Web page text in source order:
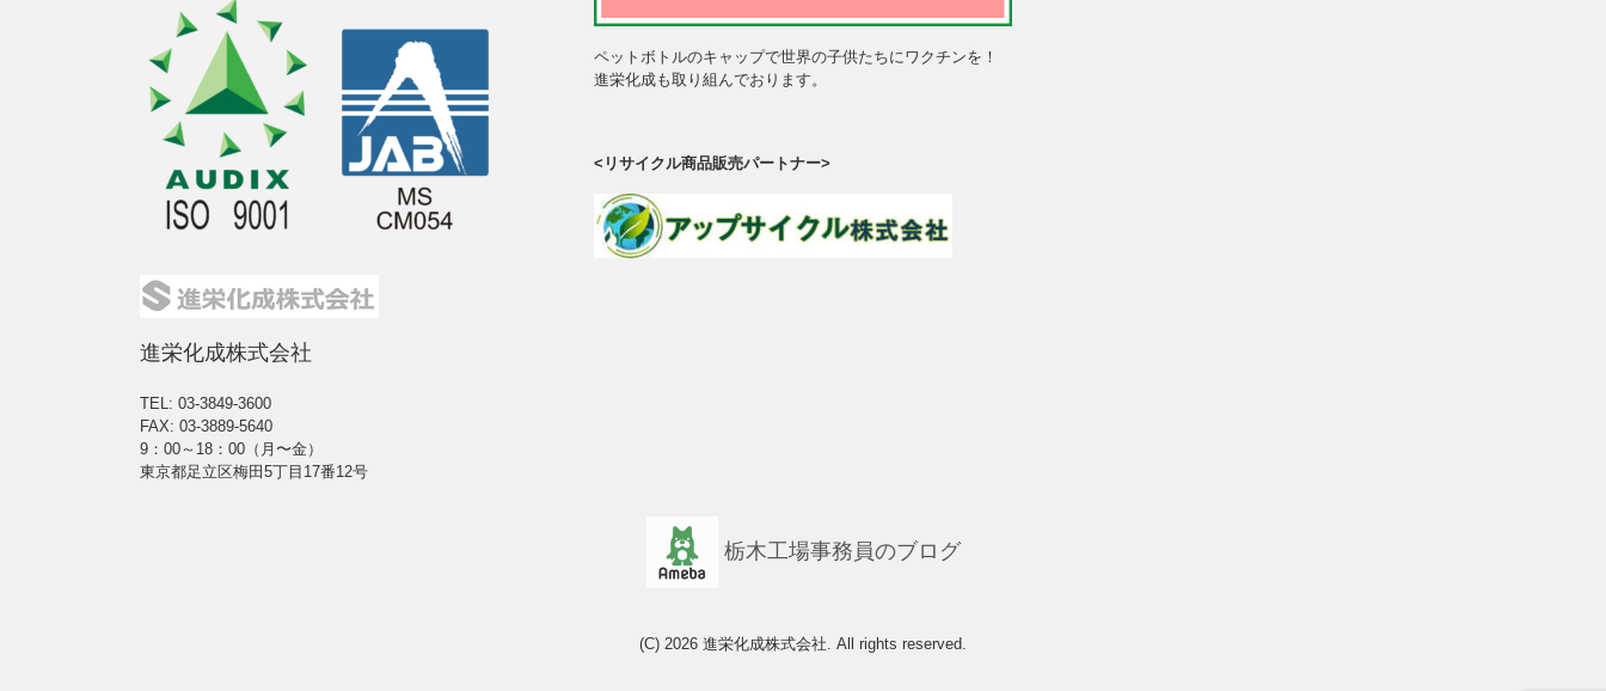
ペットボトルのキャップで世界の子供たちにワクチンを！
進栄化成も取り組んでおります。
<リサイクル商品販売パートナー>
進栄化成株式会社
TEL: 03-3849-3600
FAX: 03-3889-5640
9：00～18：00（月〜金）
東京都足立区梅田5丁目17番12号
栃木工場事務員のブログ
(C) 2026 進栄化成株式会社 . All rights reserved.